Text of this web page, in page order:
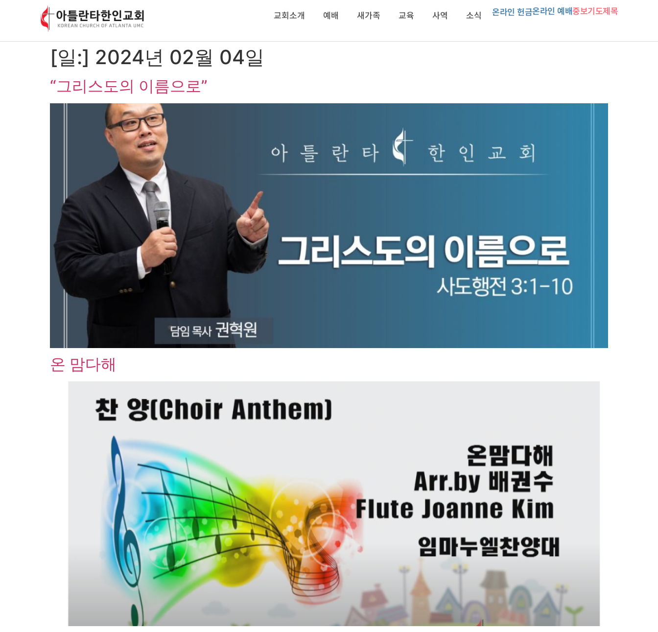
교회소개 예배 새가족 교육 사역 소식 온라인 헌금온라인 예배중보기도제목
[일:] 2024년 02월 04일
“그리스도의 이름으로”
온 맘다해